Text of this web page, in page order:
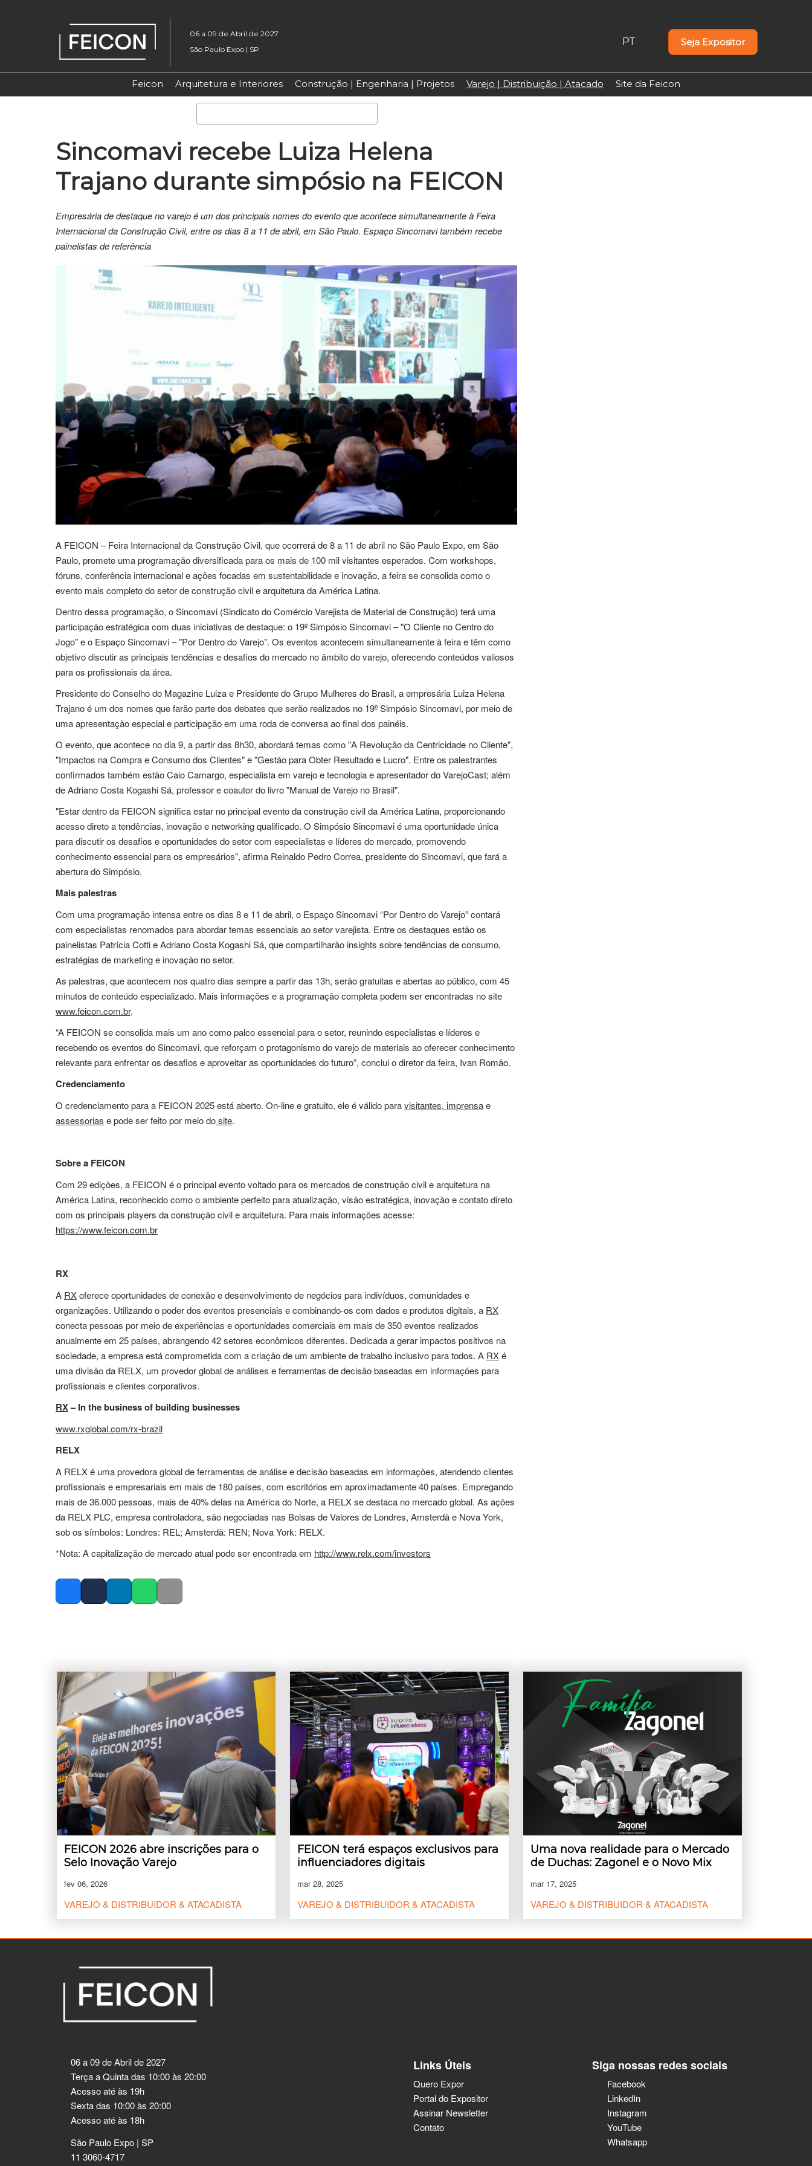
para
o
conteúdo
06 a 09 de Abril de 2027
São Paulo Expo | SP
PT
EN
Seja Expositor
Feicon Arquitetura e Interiores Construção | Engenharia | Projetos Varejo | Distribuição | Atacado Site da Feicon
Sincomavi recebe Luiza Helena
Trajano durante simpósio na FEICON
Empresária de destaque no varejo é um dos principais nomes do evento que acontece simultaneamente à Feira
Internacional da Construção Civil, entre os dias 8 a 11 de abril, em São Paulo. Espaço Sincomavi também recebe
painelistas de referência
A FEICON – Feira Internacional da Construção Civil, que ocorrerá de 8 a 11 de abril no São Paulo Expo, em São
Paulo, promete uma programação diversificada para os mais de 100 mil visitantes esperados. Com workshops,
fóruns, conferência internacional e ações focadas em sustentabilidade e inovação, a feira se consolida como o
evento mais completo do setor de construção civil e arquitetura da América Latina.
Dentro dessa programação, o Sincomavi (Sindicato do Comércio Varejista de Material de Construção) terá uma
participação estratégica com duas iniciativas de destaque: o 19º Simpósio Sincomavi – "O Cliente no Centro do
Jogo" e o Espaço Sincomavi – "Por Dentro do Varejo". Os eventos acontecem simultaneamente à feira e têm como
objetivo discutir as principais tendências e desafios do mercado no âmbito do varejo, oferecendo conteúdos valiosos
para os profissionais da área.
Presidente do Conselho do Magazine Luiza e Presidente do Grupo Mulheres do Brasil, a empresária Luiza Helena
Trajano é um dos nomes que farão parte dos debates que serão realizados no 19º Simpósio Sincomavi, por meio de
uma apresentação especial e participação em uma roda de conversa ao final dos painéis.
O evento, que acontece no dia 9, a partir das 8h30, abordará temas como "A Revolução da Centricidade no Cliente",
"Impactos na Compra e Consumo dos Clientes" e "Gestão para Obter Resultado e Lucro". Entre os palestrantes
confirmados também estão Caio Camargo, especialista em varejo e tecnologia e apresentador do VarejoCast; além
de Adriano Costa Kogashi Sá, professor e coautor do livro "Manual de Varejo no Brasil".
"Estar dentro da FEICON significa estar no principal evento da construção civil da América Latina, proporcionando
acesso direto a tendências, inovação e networking qualificado. O Simpósio Sincomavi é uma oportunidade única
para discutir os desafios e oportunidades do setor com especialistas e líderes do mercado, promovendo
conhecimento essencial para os empresários", afirma Reinaldo Pedro Correa, presidente do Sincomavi, que fará a
abertura do Simpósio.
Mais palestras
Com uma programação intensa entre os dias 8 e 11 de abril, o Espaço Sincomavi “Por Dentro do Varejo” contará
com especialistas renomados para abordar temas essenciais ao setor varejista. Entre os destaques estão os
painelistas Patrícia Cotti e Adriano Costa Kogashi Sá, que compartilharão insights sobre tendências de consumo,
estratégias de marketing e inovação no setor.
As palestras, que acontecem nos quatro dias sempre a partir das 13h, serão gratuitas e abertas ao público, com 45
minutos de conteúdo especializado. Mais informações e a programação completa podem ser encontradas no site
www.feicon.com.br.
“A FEICON se consolida mais um ano como palco essencial para o setor, reunindo especialistas e líderes e
recebendo os eventos do Sincomavi, que reforçam o protagonismo do varejo de materiais ao oferecer conhecimento
relevante para enfrentar os desafios e aproveitar as oportunidades do futuro”, conclui o diretor da feira, Ivan Romão.
Credenciamento
O credenciamento para a FEICON 2025 está aberto. On-line e gratuito, ele é válido paravisitantes, imprensae
assessorias e pode ser feito por meio dosite.
Sobre a FEICON
Com 29 edições, a FEICON é o principal evento voltado para os mercados de construção civil e arquitetura na
América Latina, reconhecido como o ambiente perfeito para atualização, visão estratégica, inovação e contato direto
com os principais players da construção civil e arquitetura. Para mais informações acesse:
https://www.feicon.com.br
RX
A RXoferece oportunidades de conexão e desenvolvimento de negócios para indivíduos, comunidades e
organizações. Utilizando o poder dos eventos presenciais e combinando-os com dados e produtos digitais, a RX
conecta pessoas por meio de experiências e oportunidades comerciais em mais de 350 eventos realizados
anualmente em 25 países, abrangendo 42 setores econômicos diferentes. Dedicada a gerar impactos positivos na
sociedade, a empresa está comprometida com a criação de um ambiente de trabalho inclusivo para todos. A RXé
uma divisão da RELX, um provedor global de análises e ferramentas de decisão baseadas em informações para
profissionais e clientes corporativos.
RX– In the business of building businesses
www.rxglobal.com/rx-brazil
RELX
A RELX é uma provedora global de ferramentas de análise e decisão baseadas em informações, atendendo clientes
profissionais e empresariais em mais de 180 países, com escritórios em aproximadamente 40 países. Empregando
mais de 36.000 pessoas, mais de 40% delas na América do Norte, a RELX se destaca no mercado global. As ações
da RELX PLC, empresa controladora, são negociadas nas Bolsas de Valores de Londres, Amsterdã e Nova York,
sob os símbolos: Londres: REL; Amsterdã: REN; Nova York: RELX.
*Nota: A capitalização de mercado atual pode ser encontrada em http://www.relx.com/investors
Facebook
TwitterLinkedInWhatsappCopy link
FEICON 2026 abre inscrições para o
Selo Inovação Varejo
fev 06, 2026
VAREJO & DISTRIBUIDOR & ATACADISTA
FEICON terá espaços exclusivos para
influenciadores digitais
mar 28, 2025
VAREJO & DISTRIBUIDOR & ATACADISTA
Uma nova realidade para o Mercado
de Duchas: Zagonel e o Novo Mix
mar 17, 2025
VAREJO & DISTRIBUIDOR & ATACADISTA
06 a 09 de Abril de 2027
Terça a Quinta das 10:00 às 20:00
Acesso até às 19h
Sexta das 10:00 às 20:00
Acesso até às 18h
São Paulo Expo | SP
11 3060-4717
Links Úteis
Quero Expor
Portal do Expositor
Assinar Newsletter
Contato
Siga nossas redes sociais
Facebook
LinkedIn
Instagram
YouTube
Whatsapp